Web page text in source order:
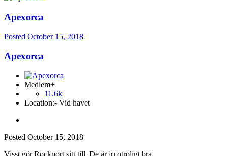
Apexorca
Posted October 15, 2018
Apexorca
Medlem+
11,6k
Location:- Vid havet
Posted October 15, 2018
Visst gör Rockport sitt till. De är ju otroligt bra.